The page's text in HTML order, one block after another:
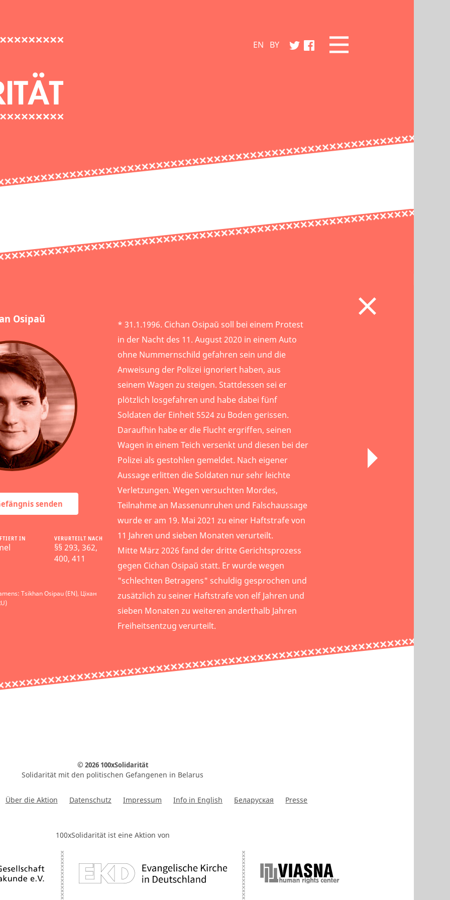
EN BY
Osipaŭ
senden
IN VERURTEILT NACH
§§ 293, 362,
400, 411
Tsikhan Osipau (EN), Ціхан
* 31.1.1996. Cichan Osipaŭ soll bei einem Protest
in der Nacht des 11. August 2020 in einem Auto
ohne Nummernschild gefahren sein und die
Anweisung der Polizei ignoriert haben, aus
seinem Wagen zu steigen. Stattdessen sei er
plötzlich losgefahren und habe dabei fünf
Soldaten der Einheit 5524 zu Boden gerissen.
Daraufhin habe er die Flucht ergriffen, seinen
Wagen in einem Teich versenkt und diesen bei der
Polizei als gestohlen gemeldet. Nach eigener
Aussage erlitten die Soldaten nur sehr leichte
Verletzungen. Wegen versuchten Mordes,
Teilnahme an Massenunruhen und Falschaussage
wurde er am 19. Mai 2021 zu einer Haftstrafe von
11 Jahren und sieben Monaten verurteilt.
Mitte März 2026 fand der dritte Gerichtsprozess
gegen Cichan Osipaŭ statt. Er wurde wegen
"schlechten Betragens" schuldig gesprochen und
zusätzlich zu seiner Haftstrafe von elf Jahren und
sieben Monaten zu weiteren anderthalb Jahren
Freiheitsentzug verurteilt.
© 2026 100xSolidarität
Solidarität mit den politischen Gefangenen in Belarus
Über die Aktion Datenschutz Impressum Info in English Беларуская Presse
100xSolidarität ist eine Aktion von